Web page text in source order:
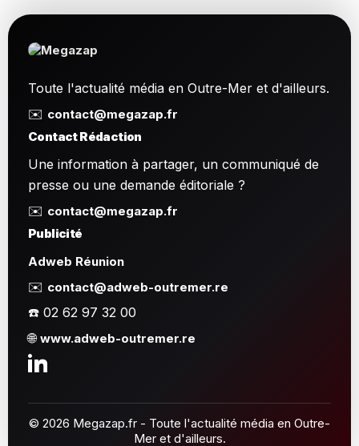
Toute l'actualité média en Outre-Mer et d'ailleurs.
✉️ contact@megazap.fr
Contact Rédaction
Une information à partager, un communiqué de
presse ou une demande éditoriale ?
✉️ contact@megazap.fr
Publicité
Adweb Réunion
✉️ contact@adweb-outremer.re
☎️ 02 62 97 32 00
🌐www.adweb-outremer.re
© 2026 Megazap.fr - Toute l'actualité média en Outre-
Mer et d'ailleurs.